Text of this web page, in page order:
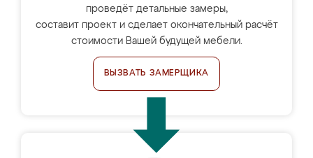
проведёт детальные замеры,
составит проект и сделает окончательный расчёт
стоимости Вашей будущей мебели.
ВЫЗВАТЬ ЗАМЕРЩИКА